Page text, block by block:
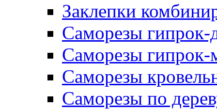
Заклепки
Саморезы гипрок-
Саморезы гипрок-
Саморезы
Саморезы по